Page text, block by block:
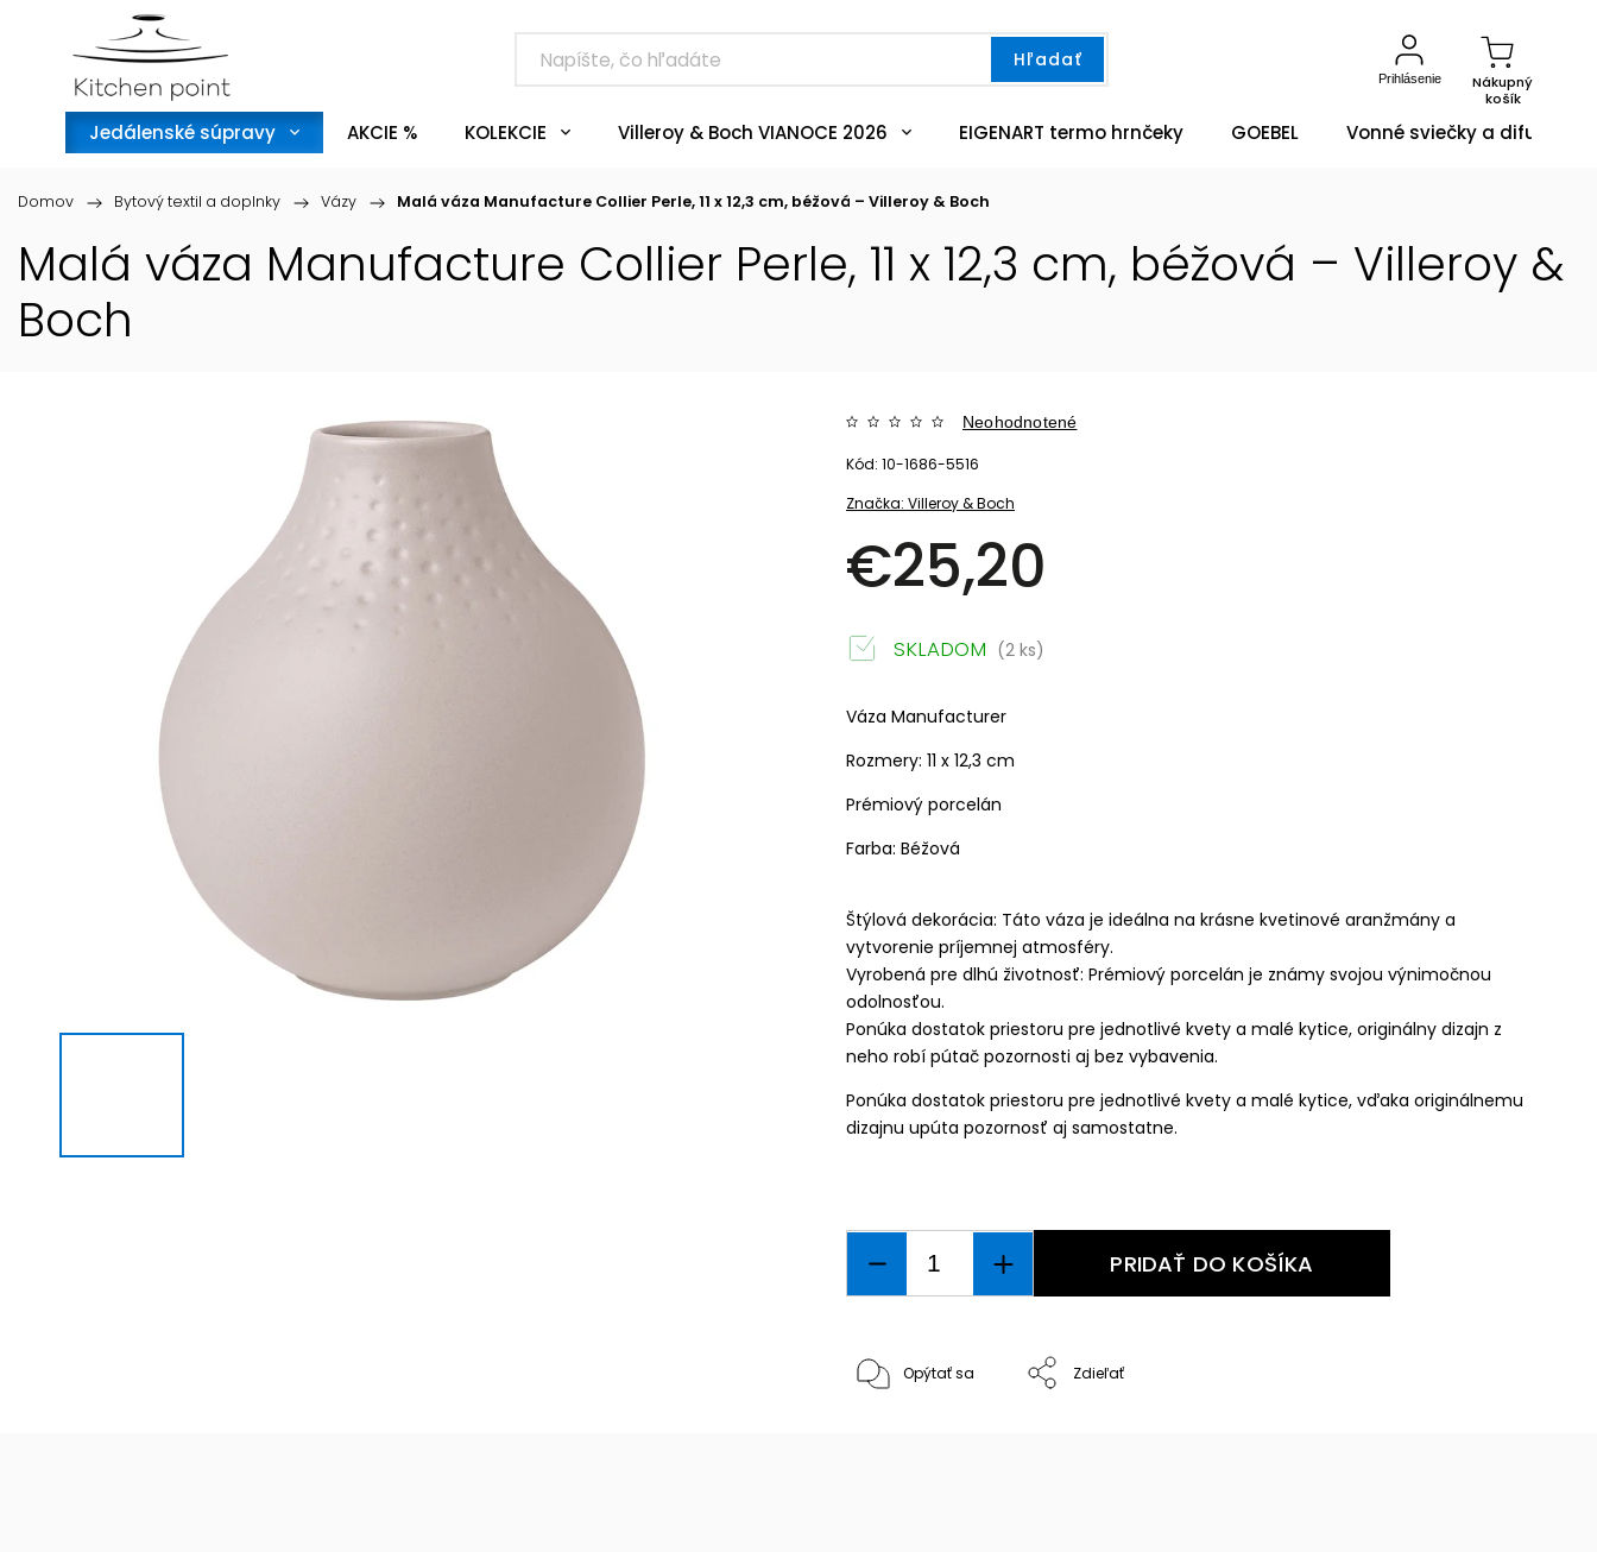
Hľadať
Nákupný
košík
Prihlásenie
Jedálenské súpravy AKCIE % KOLEKCIE Villeroy & Boch VIANOCE 2026 EIGENART termo hrnčeky GOEBEL Vonné sviečky a difuzéry
Domov / Bytový textil a doplnky / Vázy / Malá váza Manufacture Collier Perle, 11 x 12,3 cm, béžová – Villeroy & Boch
Malá váza Manufacture Collier Perle, 11 x 12,3 cm, béžová – Villeroy &
Boch
Značka:Villeroy & Boch
Neohodnotené
€25,20
Kód: 10-1686-5516
Váza Manufacturer
Rozmery: 11 x 12,3 cm
Prémiový porcelán
Farba: Béžová
Štýlová dekorácia: Táto váza je ideálna na krásne kvetinové aranžmány a
vytvorenie príjemnej atmosféry.
Vyrobená pre dlhú životnosť: Prémiový porcelán je známy svojou výnimočnou
odolnosťou.
Ponúka dostatok priestoru pre jednotlivé kvety a malé kytice, originálny dizajn z
neho robí pútač pozornosti aj bez vybavenia.
Ponúka dostatok priestoru pre jednotlivé kvety a malé kytice, vďaka originálnemu
dizajnu upúta pozornosť aj samostatne.
SKLADOM (2 ks)
PRIDAŤ DO KOŠÍKA
Opýtať sa Zdieľať